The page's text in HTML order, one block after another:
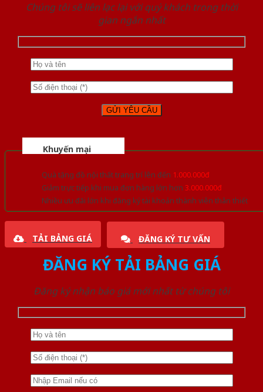
Chúng tôi sẽ liên lạc lại với quý khách trong thời
gian ngắn nhất
Khuyến mại
Quà tặng đồ nội thất trang trí lên đến 1.000.000đ
Giảm trực tiếp khi mua đơn hàng lớn hơn 3.000.000đ
Nhiều ưu đãi lớn khi đăng ký tài khoản thành viên thân thiết
TẢI BẢNG GIÁ ĐĂNG KÝ TƯ VẤN
ĐĂNG KÝ TẢI BẢNG GIÁ
Đăng ký nhận báo giá mới nhất từ chúng tôi